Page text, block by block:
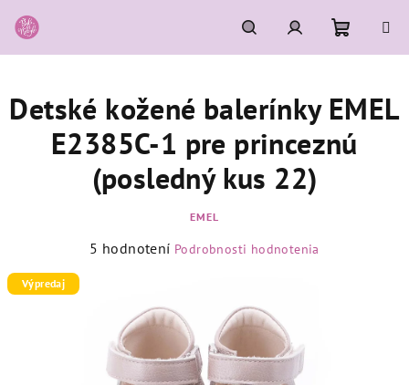
na
obsah
HľadaťPrihlásenie
košík
Detské kožené balerínky EMEL
E2385C-1 pre princeznú
(posledný kus 22)
EMEL
Priemerné
hviezdičiek.
5 hodnotení Podrobnosti hodnotenia
Výpredaj